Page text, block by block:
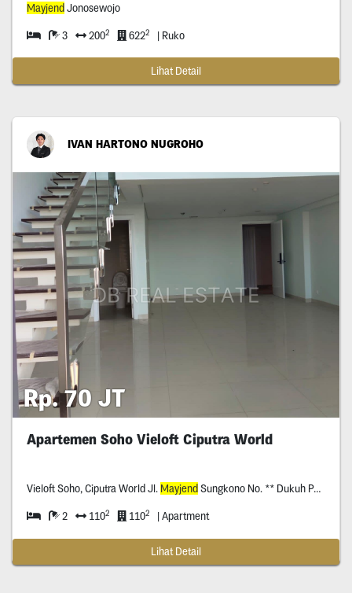
Mayjend Jonosewojo
3 2002 6222 | Ruko
Lihat Detail
IVAN HARTONO NUGROHO
Rp. 70 JT
Apartemen Soho Vieloft Ciputra World
Vieloft Soho, Ciputra World Jl. Mayjend Sungkono No. ** Dukuh Pakis, Surabaya
2 1102 1102 | Apartment
Lihat Detail